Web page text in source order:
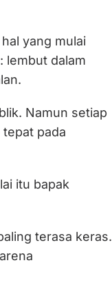
yang mulai
lembut dalam
Namun setiap
pada
itu bapak
terasa keras.